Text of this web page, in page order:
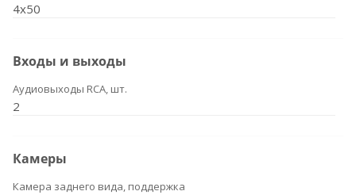
4x50
Входы и выходы
Аудиовыходы RCA, шт.
2
Камеры
Камера заднего вида, поддержка